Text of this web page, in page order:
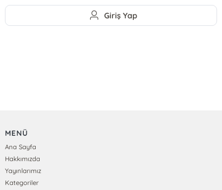
Giriş Yap
MENÜ
Ana Sayfa
Hakkımızda
Yayınlarımız
Kategoriler